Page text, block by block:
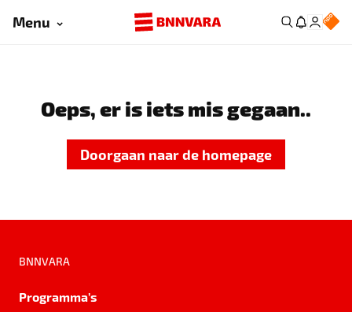
Menu
Oeps, er is iets mis gegaan..
Doorgaan naar de homepage
BNNVARA
Programma's